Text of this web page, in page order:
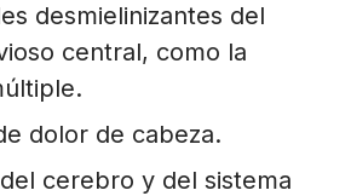
desmielinizantes del
central, como la
dolor de cabeza.
cerebro y del sistema